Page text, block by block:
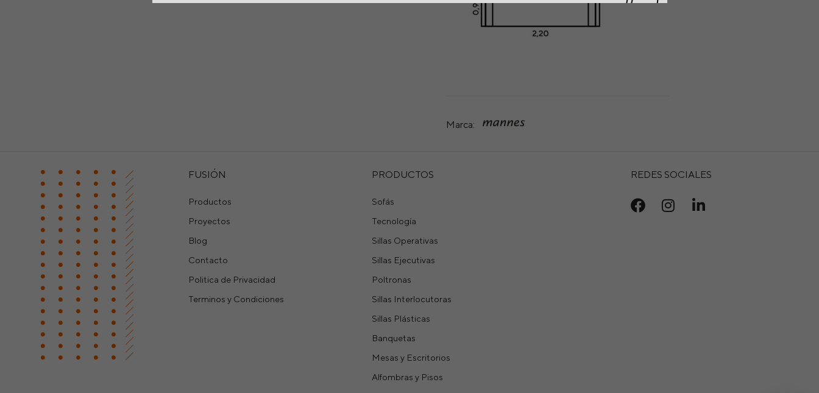
Marca:
FUSIÓN
Productos
Proyectos
Blog
Contacto
Politica de Privacidad
Terminos y Condiciones
PRODUCTOS
Sofás
Tecnología
Sillas Operativas
Sillas Ejecutivas
Poltronas
Sillas Interlocutoras
Sillas Plásticas
Banquetas
Mesas y Escritorios
Alfombras y Pisos
REDES SOCIALES